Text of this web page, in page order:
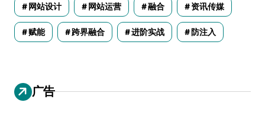
网站设计 网站运营 融合 资讯传媒
赋能 跨界融合 进阶实战 防注入
广告